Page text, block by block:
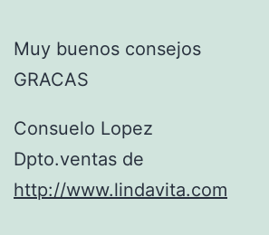
Muy buenos consejos
GRACAS
Consuelo Lopez
Dpto.ventas de
http://www.lindavita.com